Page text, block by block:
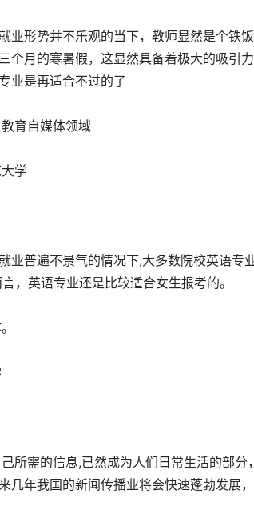
业形势并不乐观的当下，教师显然是个铁
个月的寒暑假，这显然具备着极大的吸引
业是再适合不过的了
育自媒体领域
学
业普遍不景气的情况下,大多数院校英语专
，英语专业还是比较适合女生报考的。
所需的信息,已然成为人们日常生活的部分
几年我国的新闻传播业将会快速蓬勃发展